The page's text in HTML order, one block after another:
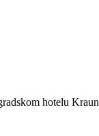
hotelu Kraun